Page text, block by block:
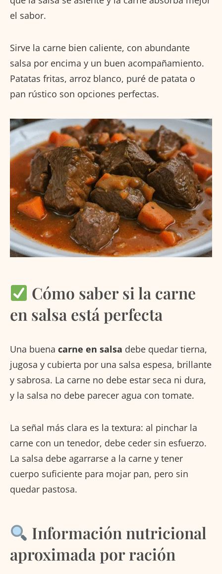
el sabor.
Sirve la carne bien caliente, con abundante
salsa por encima y un buen acompañamiento.
Patatas fritas, arroz blanco, puré de patata o
pan rústico son opciones perfectas.
Cómo saber si la carne
en salsa está perfecta
Una buena carne en salsa debe quedar tierna,
jugosa y cubierta por una salsa espesa, brillante
y sabrosa. La carne no debe estar seca ni dura,
y la salsa no debe parecer agua con tomate.
La señal más clara es la textura: al pinchar la
carne con un tenedor, debe ceder sin esfuerzo.
La salsa debe agarrarse a la carne y tener
cuerpo suficiente para mojar pan, pero sin
quedar pastosa.
Información nutricional
aproximada por ración